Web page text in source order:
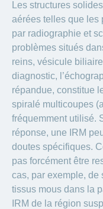
Les structures
aérées telles que les
par radiographie et
problèmes situés
reins, vésicule
diagnostic,
répandue, constitue
spiralé multicoupes
fréquemment utilisé.
réponse, une IRM
doutes spécifiques.
pas forcément être
cas, par exemple, de
tissus mous dans la
IRM de la région